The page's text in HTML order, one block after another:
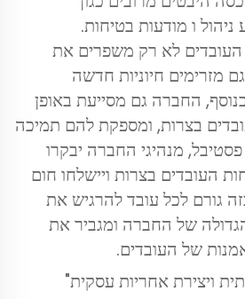
ניהול ו מודעות בטיחות.
לא רק משפרים את
מזרימים חיוניות חדשה
החברה גם מסייעת באופן
בצרות, ומספקת להם תמיכה
מנהיגי החברה יבקרו
העובדים בצרות ויישלחו חום
גורם לכל עובד להרגיש את
של החברה ומגביר את
של העובדים.
ויצירת אחריות עסקית"